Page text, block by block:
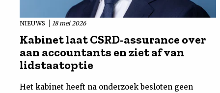
NIEUWS 18 mei 2026
Kabinet laat CSRD-assurance over
aan accountants en ziet af van
lidstaatoptie
Het kabinet heeft na onderzoek besloten geen